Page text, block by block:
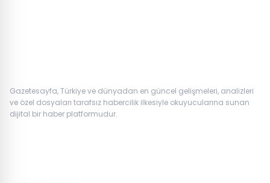
Gazetesayfa, Türkiye ve dünyadan en güncel gelişmeleri, analizleri
ve özel dosyaları tarafsız habercilik ilkesiyle okuyucularına sunan
dijital bir haber platformudur.